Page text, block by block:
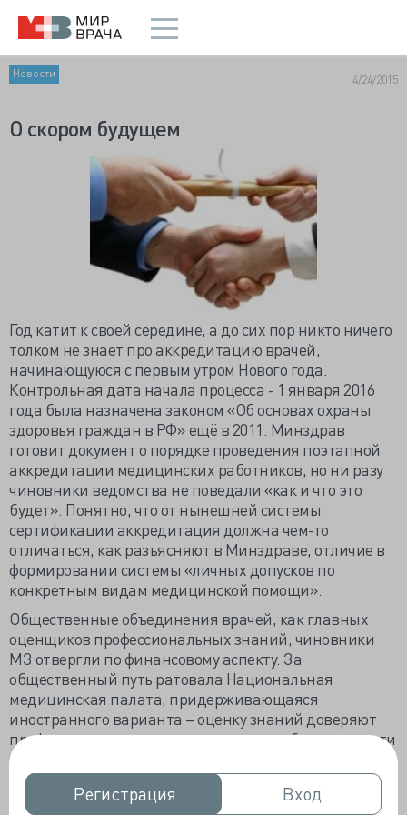
Регистрация
Регистрация Вход
Вход
Новости 4/24/2015
О скором будущем
Год катит к своей середине, а до сих пор никто ничего
толком не знает про аккредитацию врачей,
начинающуюся с первым утром Нового года.
Контрольная дата начала процесса - 1 января 2016
года была назначена законом «Об основах охраны
здоровья граждан в РФ» ещё в 2011. Минздрав
готовит документ о порядке проведения поэтапной
аккредитации медицинских работников, но ни разу
чиновники ведомства не поведали «как и что это
будет». Понятно, что от нынешней системы
сертификации аккредитация должна чем-то
отличаться, как разъясняют в Минздраве, отличие в
формировании системы «личных допусков по
конкретным видам медицинской помощи».
Общественные объединения врачей, как главных
оценщиков профессиональных знаний, чиновники
МЗ отвергли по финансовому аспекту. За
общественный путь ратовала Национальная
медицинская палата, придерживающаяся
иностранного варианта – оценку знаний доверяют
профессиональным ассоциациям при обязательности
членства в них каждого специалиста. Но для запуска
системы аккредитации с главенствующим участием
общественных организаций, которых сегодня у нас